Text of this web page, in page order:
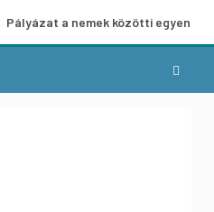
Pályázat a nemek közötti